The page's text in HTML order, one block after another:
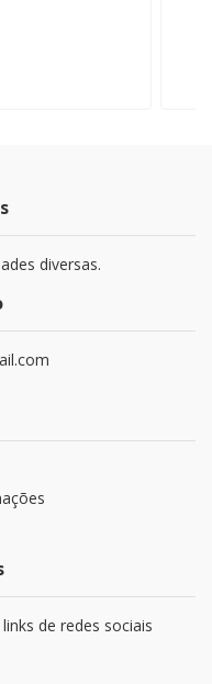
diversas.
de redes sociais